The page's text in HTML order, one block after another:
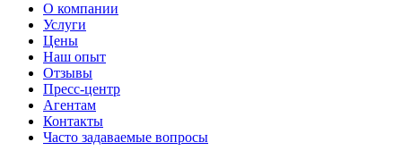
О компании
Услуги
Цены
Наш опыт
Отзывы
Пресс-центр
Агентам
Контакты
Часто задаваемые вопросы